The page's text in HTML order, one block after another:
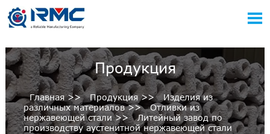

Продукция
Главная>> Продукция>> Изделия из
различных материалов>> Отливки из
нержавеющей стали>>
Литейный завод по
производству аустенитной нержавеющей стали